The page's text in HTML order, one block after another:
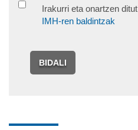
Irakurri eta onartzen ditut
IMH-ren baldintzak
BIDALI